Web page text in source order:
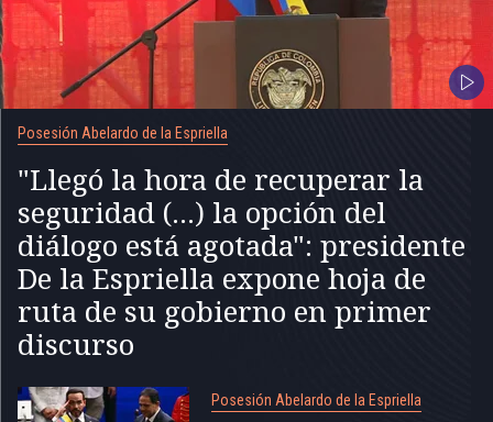
Posesión Abelardo de la Espriella
"Llegó la hora de recuperar la
seguridad (...) la opción del
diálogo está agotada": presidente
De la Espriella expone hoja de
ruta de su gobierno en primer
discurso
Posesión Abelardo de la Espriella